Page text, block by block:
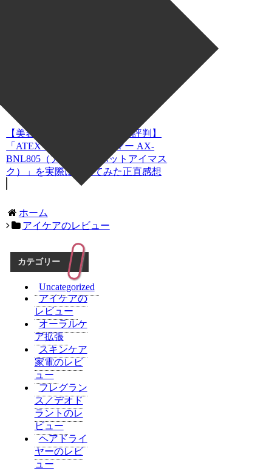
【美容家電マニアの口コミ・評判】
「ATEX TOR めめスチーマー AX-
BNL805（アイケア／ホットアイマス
ク）」を実際に使ってみた正直感想
ホーム
アイケアのレビュー
カテゴリー
Uncategorized
アイケアの
レビュー
オーラルケ
ア拡張
スキンケア
家電のレビ
ュー
フレグラン
ス／デオド
ラントのレ
ビュー
ヘアドライ
ヤーのレビ
ュー